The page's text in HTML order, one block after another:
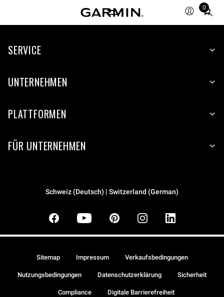
0
Total
items
cart:
SERVICE
UNTERNEHMEN
PLATTFORMEN
FÜR UNTERNEHMEN
Schweiz (Deutsch) | Switzerland (German)
Sitemap Impressum Verkaufsbedingungen
Nutzungsbedingungen Datenschutzerklärung Sicherheit
Compliance Digitale Barrierefreiheit